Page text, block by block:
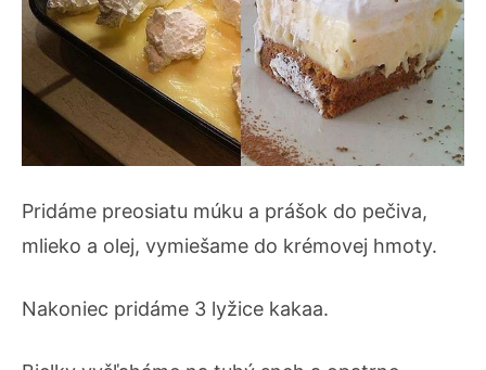
Pridáme preosiatu múku a prášok do pečiva,
mlieko a olej, vymiešame do krémovej hmoty.
Nakoniec pridáme 3 lyžice kakaa.